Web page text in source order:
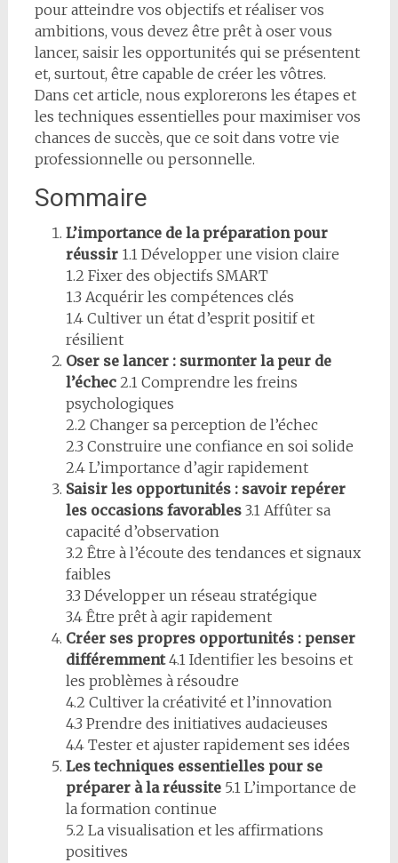
pour atteindre vos objectifs et réaliser vos
ambitions, vous devez être prêt à oser vous
lancer, saisir les opportunités qui se présentent
et, surtout, être capable de créer les vôtres.
Dans cet article, nous explorerons les étapes et
les techniques essentielles pour maximiser vos
chances de succès, que ce soit dans votre vie
professionnelle ou personnelle.
Sommaire
L’importance de la préparation pour
réussir1.1 Développer une vision claire
1.2 Fixer des objectifs SMART
1.3 Acquérir les compétences clés
1.4 Cultiver un état d’esprit positif et
résilient
Oser se lancer : surmonter la peur de
l’échec2.1 Comprendre les freins
psychologiques
2.2 Changer sa perception de l’échec
2.3 Construire une confiance en soi solide
2.4 L’importance d’agir rapidement
Saisir les opportunités : savoir repérer
les occasions favorables3.1 Affûter sa
capacité d’observation
3.2 Être à l’écoute des tendances et signaux
faibles
3.3 Développer un réseau stratégique
3.4 Être prêt à agir rapidement
Créer ses propres opportunités : penser
différemment4.1 Identifier les besoins et
les problèmes à résoudre
4.2 Cultiver la créativité et l’innovation
4.3 Prendre des initiatives audacieuses
4.4 Tester et ajuster rapidement ses idées
Les techniques essentielles pour se
préparer à la réussite5.1 L’importance de
la formation continue
5.2 La visualisation et les affirmations
positives